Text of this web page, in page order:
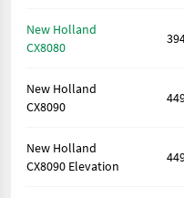
New Holland
CX8080
New Holland
CX8090
New Holland
CX8090 Elevation